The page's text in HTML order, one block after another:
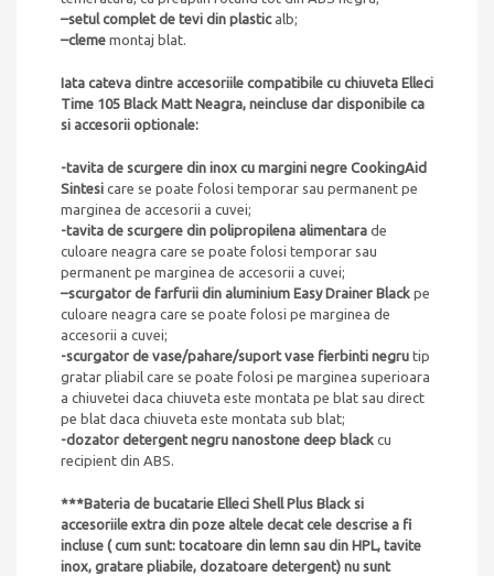
–setul complet de tevi din plasticalb;
–cleme montaj blat.
Iata cateva dintre accesoriile compatibile cu chiuveta Elleci
Time 105 Black Matt Neagra, neincluse dar disponibile ca
si accesorii optionale:
-tavita de scurgere din inox cu margini negre CookingAid
Sintesi care se poate folosi temporar sau permanent pe
marginea de accesorii a cuvei;
-tavita de scurgere din polipropilena alimentara de
culoare neagra care se poate folosi temporar sau
permanent pe marginea de accesorii a cuvei;
–scurgator de farfurii din aluminium Easy Drainer Black pe
culoare neagra care se poate folosi pe marginea de
accesorii a cuvei;
-scurgator de vase/pahare/suport vase fierbinti negru tip
gratar pliabil care se poate folosi pe marginea superioara
a chiuvetei daca chiuveta este montata pe blat sau direct
pe blat daca chiuveta este montata sub blat;
-dozator detergent negru nanostone deep black cu
recipient din ABS.
***Bateria de bucatarie Elleci Shell Plus Black si
accesoriile extra din poze altele decat cele descrise a fi
incluse ( cum sunt: tocatoare din lemn sau din HPL, tavite
inox, gratare pliabile, dozatoare detergent) nu sunt